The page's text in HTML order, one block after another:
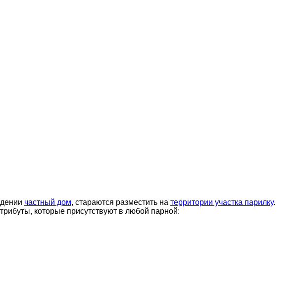
частный дом, стараются разместить на территории участка парилку.
которые присутствуют в любой парной: